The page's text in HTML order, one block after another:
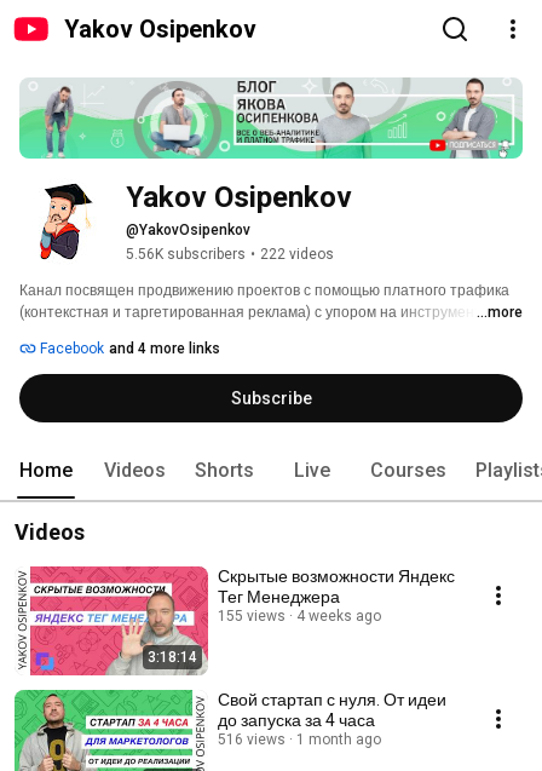
Yakov Osipenkov
Yakov Osipenkov
@YakovOsipenkov
5.56K subscribers • 222 videos
Канал посвящен продвижению проектов с помощью платного трафика
(контекстная и таргетированная реклама) с упором на инструменты ...more
Facebook and 4 more links
Subscribe
Home Videos Shorts Live Courses
Videos
3:18:14
Скрытые возможности Яндекс
Тег Менеджера
155 views 4 weeks ago
Свой стартап с нуля. От идеи
до запуска за 4 часа
516 views 1 month ago